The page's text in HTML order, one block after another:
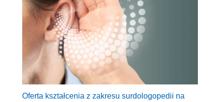
Oferta kształcenia z zakresu surdologopedii na